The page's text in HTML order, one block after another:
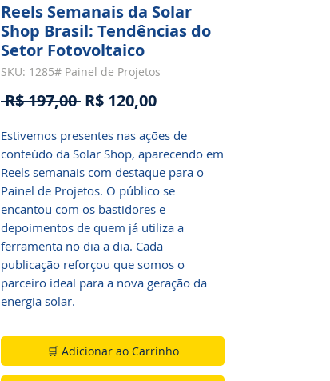
Reels Semanais da Solar
Shop Brasil: Tendências do
Setor Fotovoltaico
SKU: 1285# Painel de Projetos
R$ 197,00 Preço
R$ 120,00Preço
Estivemos presentes nas ações de
conteúdo da Solar Shop, aparecendo em
Reels semanais com destaque para o
Painel de Projetos. O público se
encantou com os bastidores e
depoimentos de quem já utiliza a
ferramenta no dia a dia. Cada
publicação reforçou que somos o
parceiro ideal para a nova geração da
energia solar.
🛒 Adicionar ao Carrinho